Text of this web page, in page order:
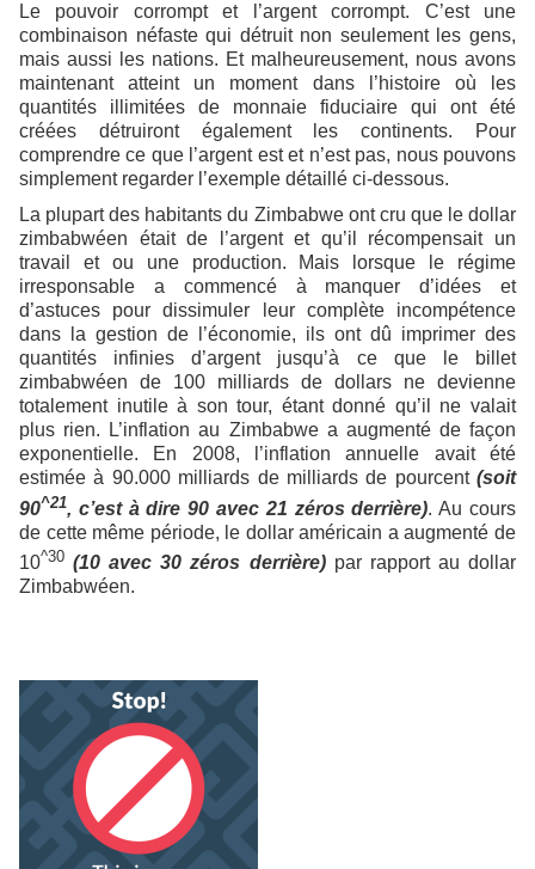
Le pouvoir corrompt et l’argent corrompt. C’est une
combinaison néfaste qui détruit non seulement les gens,
mais aussi les nations. Et malheureusement, nous avons
maintenant atteint un moment dans l’histoire où les
quantités illimitées de monnaie fiduciaire qui ont été
créées détruiront également les continents. Pour
comprendre ce que l’argent est et n’est pas, nous pouvons
simplement regarder l’exemple détaillé ci-dessous.
La plupart des habitants du Zimbabwe ont cru que le dollar
zimbabwéen était de l’argent et qu’il récompensait un
travail et ou une production. Mais lorsque le régime
irresponsable a commencé à manquer d’idées et
d’astuces pour dissimuler leur complète incompétence
dans la gestion de l’économie, ils ont dû imprimer des
quantités infinies d’argent jusqu’à ce que le billet
zimbabwéen de 100 milliards de dollars ne devienne
totalement inutile à son tour, étant donné qu’il ne valait
plus rien. L’inflation au Zimbabwe a augmenté de façon
exponentielle. En 2008, l’inflation annuelle avait été
estimée à 90.000 milliards de milliards de pourcent (soit
90^21, c’est à dire 90 avec 21 zéros derrière). Au cours
de cette même période, le dollar américain a augmenté de
10^30 (10 avec 30 zéros derrière)par rapport au dollar
Zimbabwéen.